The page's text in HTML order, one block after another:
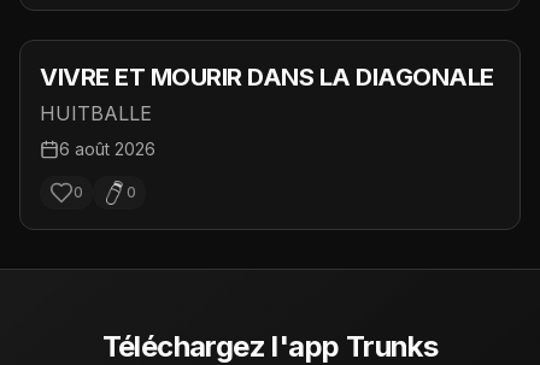
VIVRE ET MOURIR DANS LA DIAGONALE
HUITBALLE
6 août 2026
0 0
Téléchargez l'app Trunks